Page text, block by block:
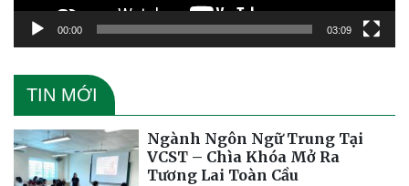
00:00 03:09
TIN MỚI
Ngành Ngôn Ngữ Trung Tại
VCST – Chìa Khóa Mở Ra
Tương Lai Toàn Cầu